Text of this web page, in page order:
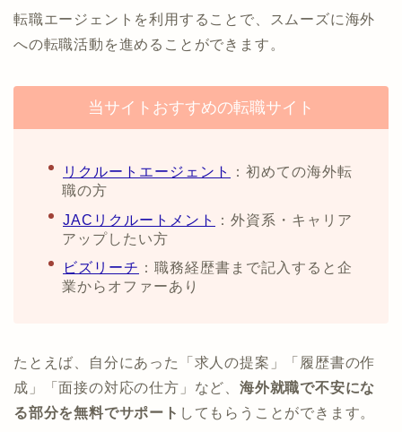
転職エージェントを利用することで、スムーズに海外
への転職活動を進めることができます。
当サイトおすすめの転職サイト
リクルートエージェント
：初めての海外転
職の方
JACリクルートメント
：外資系・キャリア
アップしたい方
ビズリーチ ：職務経歴書まで記入すると企
業からオファーあり
たとえば、自分にあった「求人の提案」「履歴書の作
成」「面接の対応の仕方」など、 海外就職で不安にな
る部分を無料でサポート してもらうことができます。